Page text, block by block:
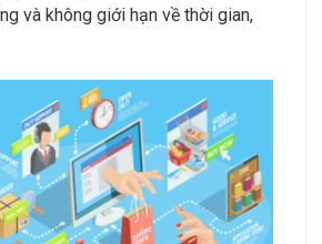
và không giới hạn về thời gian,